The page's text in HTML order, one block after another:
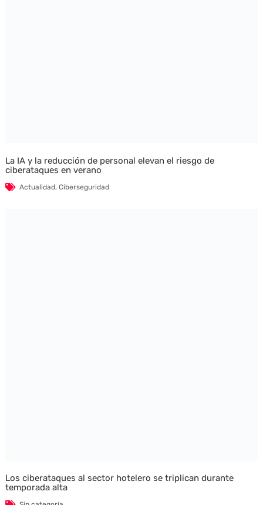
La IA y la reducción de personal elevan el riesgo de
ciberataques en verano
Actualidad, Ciberseguridad
Los ciberataques al sector hotelero se triplican durante
temporada alta